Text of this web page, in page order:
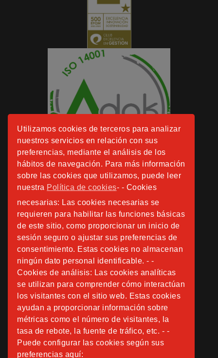
Utilizamos cookies de terceros para analizar
nuestros servicios en relación con sus
preferencias, mediante el análisis de los
hábitos de navegación. Para más información
sobre las cookies que utilizamos, puede leer
nuestra Política de cookies- - Cookies
necesarias: Las cookies necesarias se
requieren para habilitar las funciones básicas
de este sitio, como proporcionar un inicio de
sesión seguro o ajustar sus preferencias de
consentimiento. Estas cookies no almacenan
ningún dato personal identificable. - -
Cookies de análisis: Las cookies analíticas
se utilizan para comprender cómo interactúan
los visitantes con el sitio web. Estas cookies
ayudan a proporcionar información sobre
métricas como el número de visitantes, la
tasa de rebote, la fuente de tráfico, etc. - -
Puede configurar las cookies según sus
preferencias aquí: